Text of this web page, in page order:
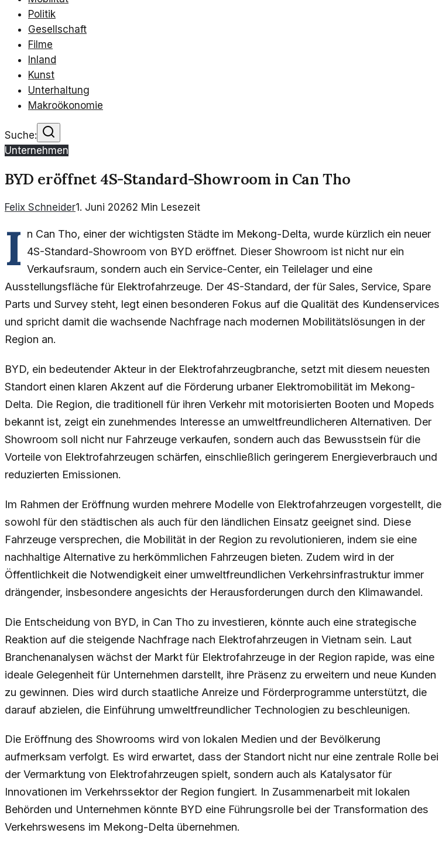
Politik
Gesellschaft
Filme
Inland
Kunst
Unterhaltung
Makroökonomie
Suche:
Unternehmen
BYD eröffnet 4S-Standard-Showroom in Can Tho
Felix Schneider1. Juni 20262 Min Lesezeit
I n Can Tho, einer der wichtigsten Städte im Mekong-Delta, wurde kürzlich ein neuer
4S-Standard-Showroom von BYD eröffnet. Dieser Showroom ist nicht nur ein
Verkaufsraum, sondern auch ein Service-Center, ein Teilelager und eine
Ausstellungsfläche für Elektrofahrzeuge. Der 4S-Standard, der für Sales, Service, Spare
Parts und Survey steht, legt einen besonderen Fokus auf die Qualität des Kundenservices
und spricht damit die wachsende Nachfrage nach modernen Mobilitätslösungen in der
Region an.
BYD, ein bedeutender Akteur in der Elektrofahrzeugbranche, setzt mit diesem neuesten
Standort einen klaren Akzent auf die Förderung urbaner Elektromobilität im Mekong-
Delta. Die Region, die traditionell für ihren Verkehr mit motorisierten Booten und Mopeds
bekannt ist, zeigt ein zunehmendes Interesse an umweltfreundlicheren Alternativen. Der
Showroom soll nicht nur Fahrzeuge verkaufen, sondern auch das Bewusstsein für die
Vorteile von Elektrofahrzeugen schärfen, einschließlich geringerem Energieverbrauch und
reduzierten Emissionen.
Im Rahmen der Eröffnung wurden mehrere Modelle von Elektrofahrzeugen vorgestellt, die
sowohl für den städtischen als auch für den ländlichen Einsatz geeignet sind. Diese
Fahrzeuge versprechen, die Mobilität in der Region zu revolutionieren, indem sie eine
nachhaltige Alternative zu herkömmlichen Fahrzeugen bieten. Zudem wird in der
Öffentlichkeit die Notwendigkeit einer umweltfreundlichen Verkehrsinfrastruktur immer
drängender, insbesondere angesichts der Herausforderungen durch den Klimawandel.
Die Entscheidung von BYD, in Can Tho zu investieren, könnte auch eine strategische
Reaktion auf die steigende Nachfrage nach Elektrofahrzeugen in Vietnam sein. Laut
Branchenanalysen wächst der Markt für Elektrofahrzeuge in der Region rapide, was eine
ideale Gelegenheit für Unternehmen darstellt, ihre Präsenz zu erweitern und neue Kunden
zu gewinnen. Dies wird durch staatliche Anreize und Förderprogramme unterstützt, die
darauf abzielen, die Einführung umweltfreundlicher Technologien zu beschleunigen.
Die Eröffnung des Showrooms wird von lokalen Medien und der Bevölkerung
aufmerksam verfolgt. Es wird erwartet, dass der Standort nicht nur eine zentrale Rolle bei
der Vermarktung von Elektrofahrzeugen spielt, sondern auch als Katalysator für
Innovationen im Verkehrssektor der Region fungiert. In Zusammenarbeit mit lokalen
Behörden und Unternehmen könnte BYD eine Führungsrolle bei der Transformation des
Verkehrswesens im Mekong-Delta übernehmen.